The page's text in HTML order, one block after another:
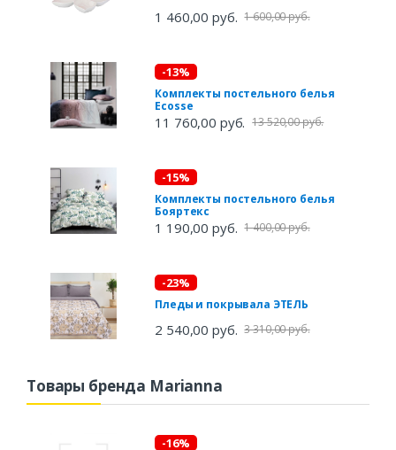
1 460,00 руб. 1 600,00 руб.
-13%
Комплекты постельного белья
Ecosse
11 760,00 руб. 13 520,00 руб.
-15%
Комплекты постельного белья
Бояртекс
1 190,00 руб. 1 400,00 руб.
-23%
Пледы и покрывала ЭТЕЛЬ
2 540,00 руб. 3 310,00 руб.
Товары бренда Marianna
-16%